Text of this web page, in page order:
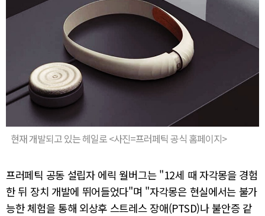
현재 개발되고 있는 헤일로 <사진=프러페틱 공식 홈페이지>
프러페틱 공동 설립자 에릭 월버그는 "12세 때 자각몽을 경험
한 뒤 장치 개발에 뛰어들었다"며 "자각몽은 현실에서는 불가
능한 체험을 통해 외상후 스트레스 장애(PTSD)나 불안증 같